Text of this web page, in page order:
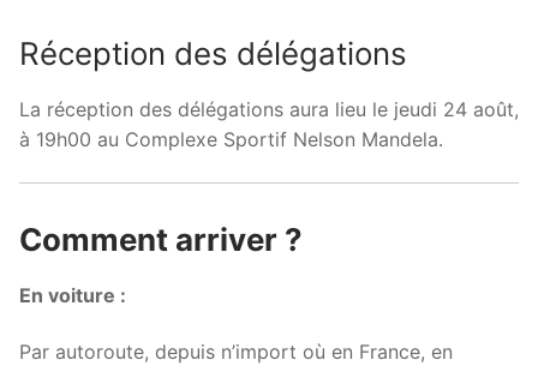
Réception des délégations
La réception des délégations aura lieu le jeudi 24 août,
à 19h00 au Complexe Sportif Nelson Mandela.
Comment arriver ?
En voiture :
Par autoroute, depuis n’import où en France, en